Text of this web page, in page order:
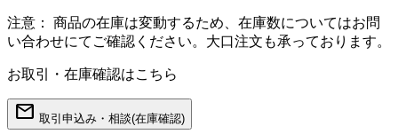
注意：
商品の在庫は変動するため、在庫数についてはお問
い合わせにてご確認ください。大口注文も承っております。
お取引・在庫確認はこちら
mail 取引申込み・相談(在庫確認)